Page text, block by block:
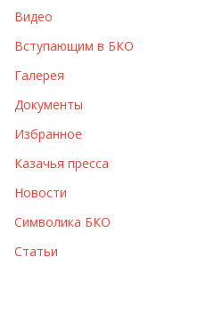
ы
Видео
Вступающим в БКО
Галерея
Документы
Избранное
Казачья пресса
Новости
Символика БКО
Статьи